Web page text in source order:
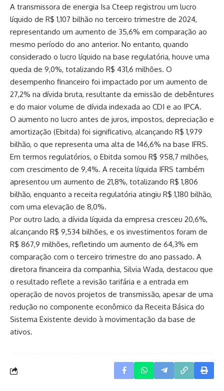
A transmissora de energia Isa Cteep registrou um lucro
líquido de R$ 1,107 bilhão no terceiro trimestre de 2024,
representando um aumento de 35,6% em comparação ao
mesmo período do ano anterior. No entanto, quando
considerado o lucro líquido na base regulatória, houve uma
queda de 9,0%, totalizando R$ 431,6 milhões. O
desempenho financeiro foi impactado por um aumento de
27,2% na dívida bruta, resultante da emissão de debêntures
e do maior volume de dívida indexada ao CDI e ao IPCA.
O aumento no lucro antes de juros, impostos, depreciação e
amortização (Ebitda) foi significativo, alcançando R$ 1,979
bilhão, o que representa uma alta de 146,6% na base IFRS.
Em termos regulatórios, o Ebitda somou R$ 958,7 milhões,
com crescimento de 9,4%. A receita líquida IFRS também
apresentou um aumento de 21,8%, totalizando R$ 1,806
bilhão, enquanto a receita regulatória atingiu R$ 1,180 bilhão,
com uma elevação de 8,0%.
Por outro lado, a dívida líquida da empresa cresceu 20,6%,
alcançando R$ 9,534 bilhões, e os investimentos foram de
R$ 867,9 milhões, refletindo um aumento de 64,3% em
comparação com o terceiro trimestre do ano passado. A
diretora financeira da companhia, Silvia Wada, destacou que
o resultado reflete a revisão tarifária e a entrada em
operação de novos projetos de transmissão, apesar de uma
redução no componente econômico da Receita Básica do
Sistema Existente devido à movimentação da base de
ativos.